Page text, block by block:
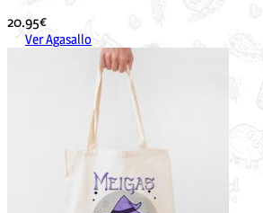
20.95€
Ver Agasallo